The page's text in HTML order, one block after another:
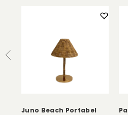
Juno Beach Portabel